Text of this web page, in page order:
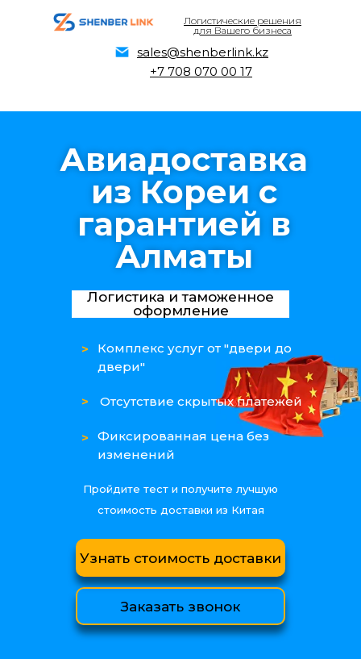
Логистические решения
для Вашего бизнеса
sales@shenberlink.kz
+7 708 070 00 17
Авиадоставка
из Кореи с
гарантией в
Алматы
Логистика и таможенное
оформление
Комплекс услуг от "двери до
двери"
Отсутствие скрытых платежей
Фиксированная цена без
изменений
Пройдите тест и получите лучшую
стоимость доставки из Китая
>
>
>
Узнать стоимость доставки
Заказать звонок